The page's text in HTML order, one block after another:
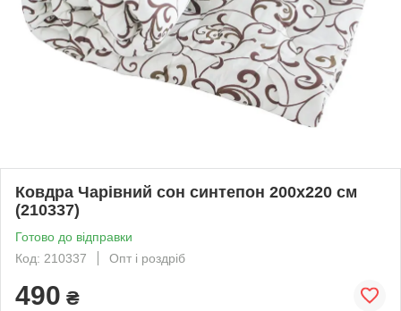
Ковдра Чарівний сон синтепон 200х220 см
(210337)
Готово до відправки
Код: 210337
Опт і роздріб
490 ₴